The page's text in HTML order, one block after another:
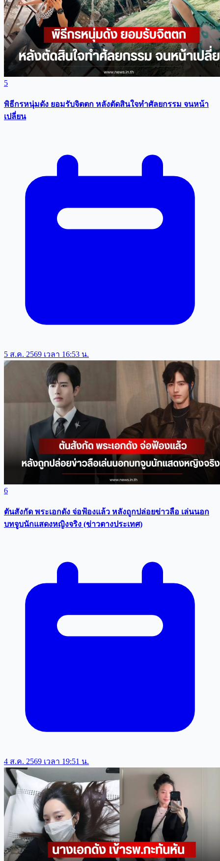
5
พิธีกรหนุ่มดัง ยอมรับจิตตก หลังตัดสินใจทำศัลยกรรม จนหน้า
เปลี่ยน
5 ส.ค. 2569 เวลา 16:53 น.
6
ตันสังกัด พระเอกดัง จ่อฟ้องแล้ว หลังถูกปล่อยข่าวลือ เล่นนอก
บทจูบนักแสดงหญิงจริง (ข่าวตางประเทศ)
4 ส.ค. 2569 เวลา 19:51 น.